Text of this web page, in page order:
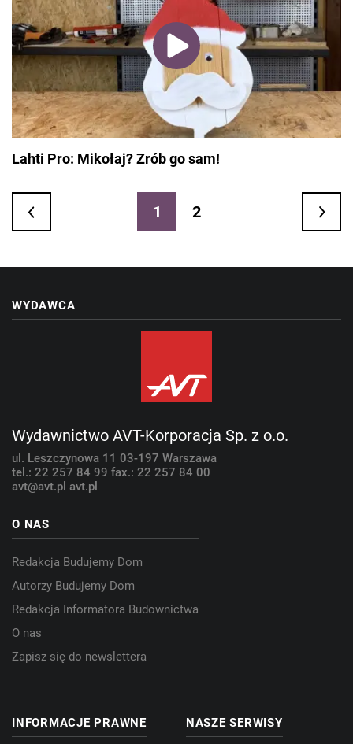
Lahti Pro: Mikołaj? Zrób go sam!
1 2
WYDAWCA
Wydawnictwo AVT-Korporacja Sp. z o.o.
ul. Leszczynowa 11 03-197 Warszawa
tel.: 22 257 84 99 fax.: 22 257 84 00
avt@avt.pl avt.pl
O NAS
Redakcja Budujemy Dom
Autorzy Budujemy Dom
Redakcja Informatora Budownictwa
O nas
Zapisz się do newslettera
INFORMACJE PRAWNE NASZE SERWISY